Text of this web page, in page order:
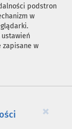
podstron
w
ustawień
zapisane w
×